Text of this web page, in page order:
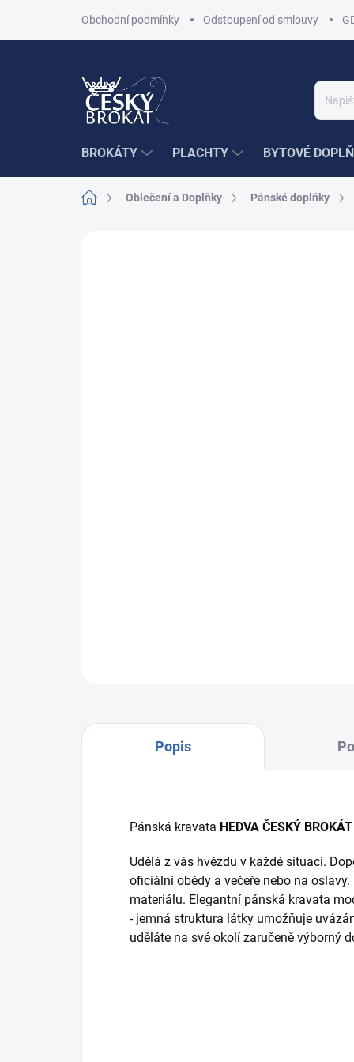
Obchodní podmínky Odstoupení od smlouvy
BROKÁTY PLACHTY BYTOVÉ
Domů Oblečení a Doplňky Pánské doplňky
Popis
Pánská kravata HEDVA ČESKÝ BROKÁT
Udělá z vás hvězdu v každé situaci.
oficiální obědy a večeře nebo na
materiálu. Elegantní pánská kravata
- jemná struktura látky umožňuje
uděláte na své okolí zaručeně výborný